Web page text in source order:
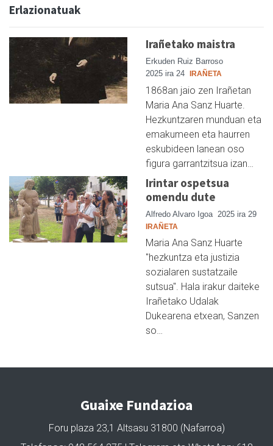
Erlazionatuak
Irañetako maistra
Erkuden Ruiz Barroso
2025 ira 24
IRAÑETA
1868an jaio zen Irañetan
Maria Ana Sanz Huarte.
Hezkuntzaren munduan eta
emakumeen eta haurren
eskubideen lanean oso
figura garrantzitsua izan…
Irintar ospetsua
omendu dute
Alfredo Alvaro Igoa 2025 ira 29
IRAÑETA
Maria Ana Sanz Huarte
"hezkuntza eta justizia
sozialaren sustatzaile
sutsua". Hala irakur daiteke
Irañetako Udalak
Dukearena etxean, Sanzen
so…
Guaixe Fundazioa
Foru plaza 23,1 Altsasu 31800 (Nafarroa)